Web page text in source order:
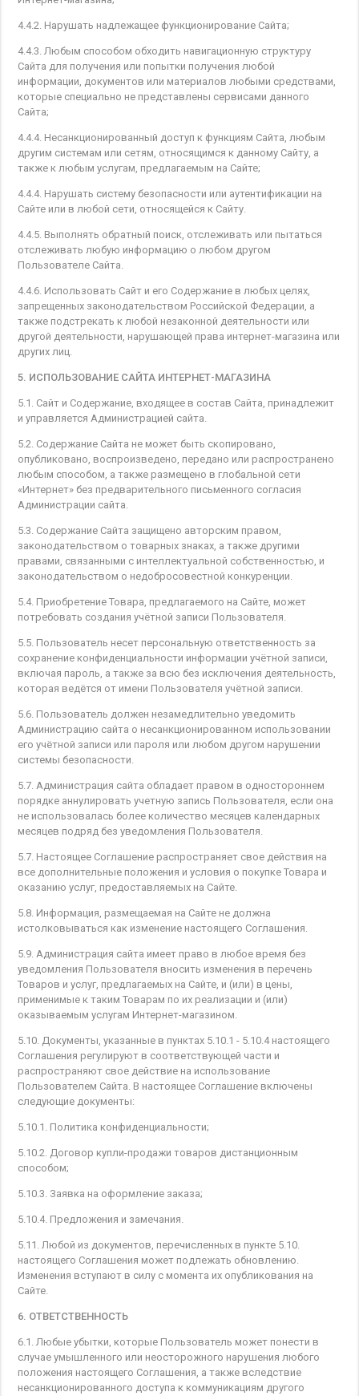
4.4.2. Нарушать надлежащее функционирование Сайта;
4.4.3. Любым способом обходить навигационную структуру
Сайта для получения или попытки получения любой
информации, документов или материалов любыми средствами,
которые специально не представлены сервисами данного
Сайта;
4.4.4. Несанкционированный доступ к функциям Сайта, любым
другим системам или сетям, относящимся к данному Сайту, а
также к любым услугам, предлагаемым на Сайте;
4.4.4. Нарушать систему безопасности или аутентификации на
Сайте или в любой сети, относящейся к Сайту.
4.4.5. Выполнять обратный поиск, отслеживать или пытаться
отслеживать любую информацию о любом другом
Пользователе Сайта.
4.4.6. Использовать Сайт и его Содержание в любых целях,
запрещенных законодательством Российской Федерации, а
также подстрекать к любой незаконной деятельности или
другой деятельности, нарушающей права интернет-магазина или
других лиц.
5. ИСПОЛЬЗОВАНИЕ САЙТА ИНТЕРНЕТ-МАГАЗИНА
5.1. Сайт и Содержание, входящее в состав Сайта, принадлежит
и управляется Администрацией сайта.
5.2. Содержание Сайта не может быть скопировано,
опубликовано, воспроизведено, передано или распространено
любым способом, а также размещено в глобальной сети
«Интернет» без предварительного письменного согласия
Администрации сайта.
5.3. Содержание Сайта защищено авторским правом,
законодательством о товарных знаках, а также другими
правами, связанными с интеллектуальной собственностью, и
законодательством о недобросовестной конкуренции.
5.4. Приобретение Товара, предлагаемого на Сайте, может
потребовать создания учётной записи Пользователя.
5.5. Пользователь несет персональную ответственность за
сохранение конфиденциальности информации учётной записи,
включая пароль, а также за всю без исключения деятельность,
которая ведётся от имени Пользователя учётной записи.
5.6. Пользователь должен незамедлительно уведомить
Администрацию сайта о несанкционированном использовании
его учётной записи или пароля или любом другом нарушении
системы безопасности.
5.7. Администрация сайта обладает правом в одностороннем
порядке аннулировать учетную запись Пользователя, если она
не использовалась более количество месяцев календарных
месяцев подряд без уведомления Пользователя.
5.7. Настоящее Соглашение распространяет свое действия на
все дополнительные положения и условия о покупке Товара и
оказанию услуг, предоставляемых на Сайте.
5.8. Информация, размещаемая на Сайте не должна
истолковываться как изменение настоящего Соглашения.
5.9. Администрация сайта имеет право в любое время без
уведомления Пользователя вносить изменения в перечень
Товаров и услуг, предлагаемых на Сайте, и (или) в цены,
применимые к таким Товарам по их реализации и (или)
оказываемым услугам Интернет-магазином.
5.10. Документы, указанные в пунктах 5.10.1 - 5.10.4 настоящего
Соглашения регулируют в соответствующей части и
распространяют свое действие на использование
Пользователем Сайта. В настоящее Соглашение включены
следующие документы:
5.10.1. Политика конфиденциальности;
5.10.2. Договор купли-продажи товаров дистанционным
способом;
5.10.3. Заявка на оформление заказа;
5.10.4. Предложения и замечания.
5.11. Любой из документов, перечисленных в пункте 5.10.
настоящего Соглашения может подлежать обновлению.
Изменения вступают в силу с момента их опубликования на
Сайте.
6. ОТВЕТСТВЕННОСТЬ
6.1. Любые убытки, которые Пользователь может понести в
случае умышленного или неосторожного нарушения любого
положения настоящего Соглашения, а также вследствие
несанкционированного доступа к коммуникациям другого